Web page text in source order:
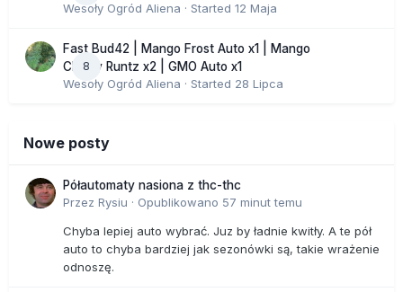
Wesoły Ogród Aliena · Started 12 Maja
8
Fast Bud42 | Mango Frost Auto x1 | Mango
Cherry Runtz x2 | GMO Auto x1
Wesoły Ogród Aliena · Started 28 Lipca
Nowe posty
Półautomaty nasiona z thc-thc
Przez Rysiu · Opublikowano 57 minut temu
Chyba lepiej auto wybrać. Juz by ładnie kwitły. A te pół
auto to chyba bardziej jak sezonówki są, takie wrażenie
odnoszę.